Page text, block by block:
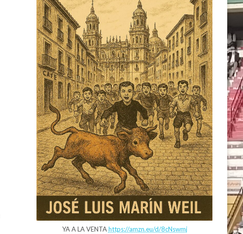
YA A LA VENTAhttps://amzn.eu/d/8cNswmj